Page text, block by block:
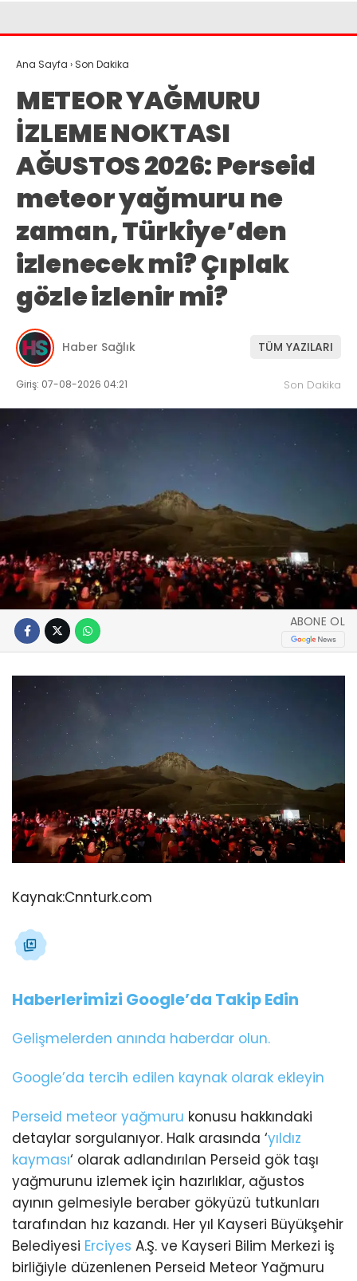
Ana Sayfa › Son Dakika
METEOR YAĞMURU
İZLEME NOKTASI
AĞUSTOS 2026: Perseid
meteor yağmuru ne
zaman, Türkiye’den
izlenecek mi? Çıplak
gözle izlenir mi?
Haber Sağlık TÜM YAZILARI
Giriş: 07-08-2026 04:21 Son Dakika
ABONE OL
Kaynak:Cnnturk.com
Haberlerimizi Google’da Takip Edin
Gelişmelerden anında haberdar olun.
Google’da tercih edilen kaynak olarak ekleyin
Perseid meteor yağmuru konusu hakkındaki
detaylar sorgulanıyor. Halk arasında ‘yıldız
kayması‘ olarak adlandırılan Perseid gök taşı
yağmurunu izlemek için hazırlıklar, ağustos
ayının gelmesiyle beraber gökyüzü tutkunları
tarafından hız kazandı. Her yıl Kayseri Büyükşehir
Belediyesi Erciyes A.Ş. ve Kayseri Bilim Merkezi iş
birliğiyle düzenlenen Perseid Meteor Yağmuru